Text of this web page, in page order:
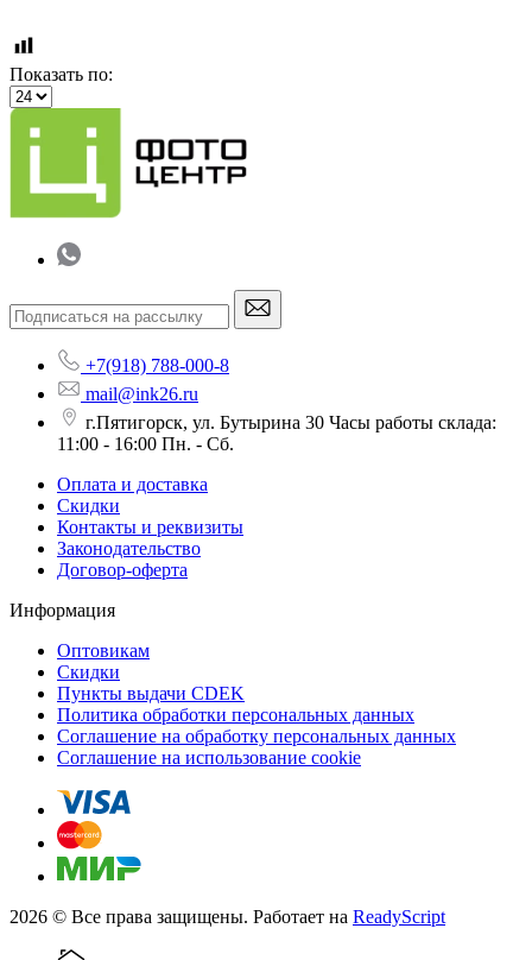
Показать по:
+7(918) 788-000-8
mail@ink26.ru
г.Пятигорск, ул. Бутырина 30 Часы работы склада:
11:00 - 16:00 Пн. - Сб.
Оплата и доставка
Скидки
Контакты и реквизиты
Законодательство
Договор-оферта
Информация
Оптовикам
Скидки
Пункты выдачи CDEK
Политика обработки персональных данных
Соглашение на обработку персональных данных
Соглашение на использование cookie
2026 © Все права защищены. Работает на ReadyScript